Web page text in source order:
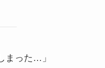
まった…」